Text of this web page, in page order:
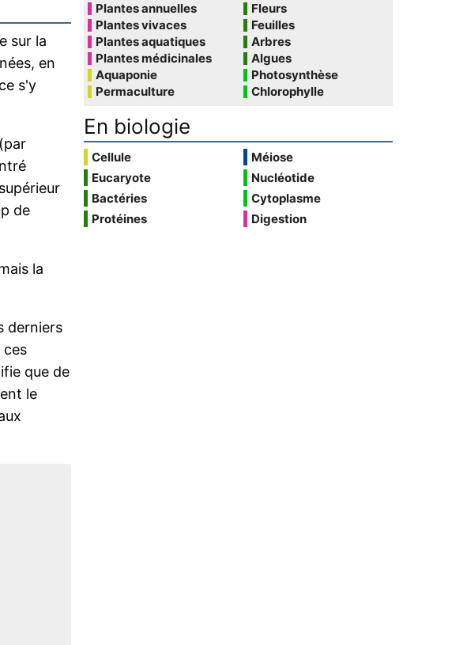
sur la
en
s'y
(par
de
la
derniers
ces
que de
le
Plantes annuelles
Plantes vivaces
Plantes aquatiques
Plantes médicinales
Aquaponie
Permaculture
Fleurs
Feuilles
Arbres
Algues
Photosynthèse
Chlorophylle
En biologie
Cellule
Eucaryote
Bactéries
Protéines
Méiose
Nucléotide
Cytoplasme
Digestion